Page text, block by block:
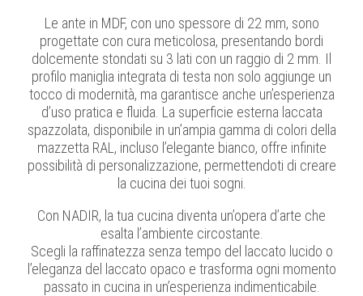
Le ante in MDF, con uno spessore di 22 mm, sono
progettate con cura meticolosa, presentando bordi
dolcemente stondati su 3 lati con un raggio di 2 mm. Il
profilo maniglia integrata di testa non solo aggiunge un
tocco di modernità, ma garantisce anche un’esperienza
d’uso pratica e fluida. La superficie esterna laccata
spazzolata, disponibile in un’ampia gamma di colori della
mazzetta RAL, incluso l’elegante bianco, offre infinite
possibilità di personalizzazione, permettendoti di creare
la cucina dei tuoi sogni.
Con NADIR, la tua cucina diventa un’opera d’arte che
esalta l’ambiente circostante
Scegli la raffinatezza senza tempo del laccato lucido o
l’eleganza del laccato opaco e trasforma ogni momento
passato in cucina in un’esperienza indimenticabile.